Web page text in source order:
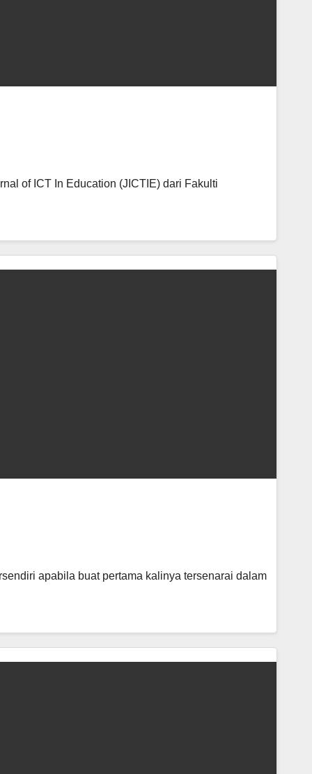
of ICT In Education (JICTIE) dari Fakulti
apabila buat pertama kalinya tersenarai dalam